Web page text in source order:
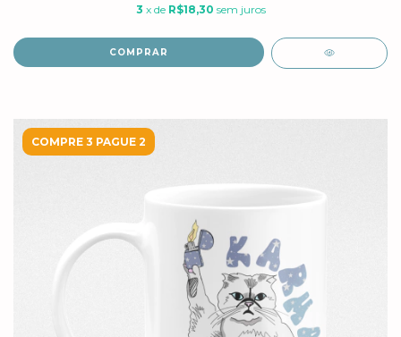
3 x de R$18,30 sem juros
COMPRAR
COMPRE 3 PAGUE 2